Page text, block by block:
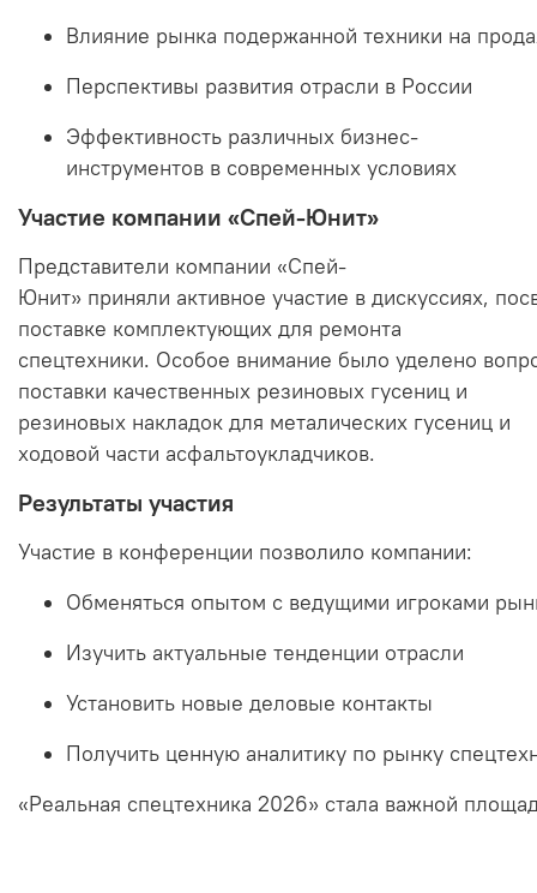
Влияние рынка подержанной техники на
Перспективы развития отрасли в России
Эффективность различных бизнес-
инструментов в современных условиях
Участие компании «Спей-Юнит»
Представители компании «Спей-
Юнит» приняли активное участие в дискуссиях,
поставке комплектующих для ремонта
спецтехники. Особое внимание было уделено
поставки качественных резиновых гусениц и
резиновых накладок для металических гусениц и
ходовой части асфальтоукладчиков.
Результаты участия
Участие в конференции позволило компании:
Обменяться опытом с ведущими игроками
Изучить актуальные тенденции отрасли
Установить новые деловые контакты
Получить ценную аналитику по рынку
«Реальная спецтехника 2026» стала важной